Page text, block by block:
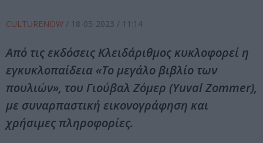
CULTURENOW / 18-05-2023 / 11:14
Από τις εκδόσεις Κλειδάριθμος κυκλοφορεί η
εγκυκλοπαίδεια «Το μεγάλο βιβλίο των
πουλιών», του Γιούβαλ Ζόμερ (Yuval Zommer),
με συναρπαστική εικονογράφηση και
χρήσιμες πληροφορίες.